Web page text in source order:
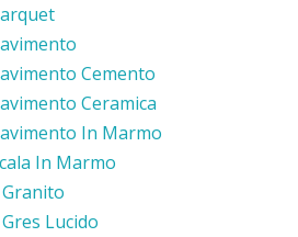
Cemento
Ceramica
In Marmo
In Marmo
Lucido